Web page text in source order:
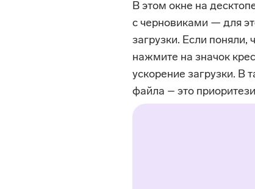
В этом окне на
с черновиками — для
загрузки. Если
нажмите на значок
ускорение загрузки. В
файла – это